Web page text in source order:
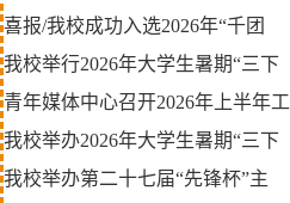
喜报/我校成功入选2026年“千团
我校举行2026年大学生暑期“三下
青年媒体中心召开2026年上半年工
我校举办2026年大学生暑期“三下
我校举办第二十七届“先锋杯”主